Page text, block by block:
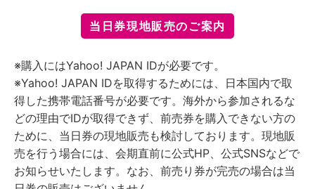
当日券現地販売のご案内
※購入にはYahoo! JAPAN IDが必要です。
※Yahoo! JAPAN IDを取得するためには、日本国内で取
得した携帯電話番号が必要です。海外から参加されるな
どの理由でIDが取得できず、前売券を購入できない方の
ために、当日券の現地販売も検討しております。現地販
売を行う場合には、会期直前に公式HP、公式SNSなどで
お知らせいたします。なお、前売り券が完売の場合は当